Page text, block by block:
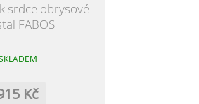
srdce obrysové
FABOS
Kč